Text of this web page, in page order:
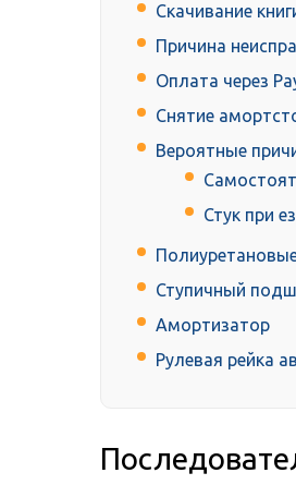
Скачивание
Причина
Оплата через
Снятие
Вероятные
Стук при
Ступичный
Амортизатор
Рулевая рейка